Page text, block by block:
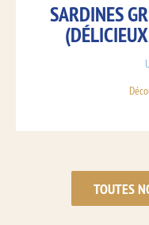
SARDINES
TOUTES